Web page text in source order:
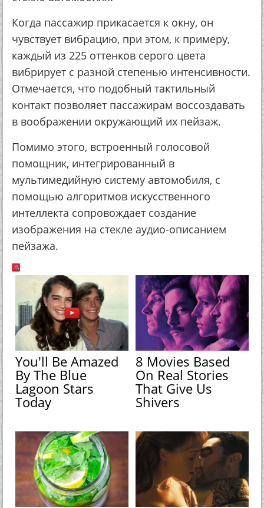
Когда пассажир прикасается к окну, он
чувствует вибрацию, при этом, к примеру,
каждый из 225 оттенков серого цвета
вибрирует с разной степенью интенсивности.
Отмечается, что подобный тактильный
контакт позволяет пассажирам воссоздавать
в воображении окружающий их пейзаж.
Помимо этого, встроенный голосовой
помощник, интегрированный в
мультимедийную систему автомобиля, с
помощью алгоритмов искусственного
интеллекта сопровождает создание
изображения на стекле аудио-описанием
пейзажа.
You'll Be Amazed
By The Blue
Lagoon Stars
Today
8 Movies Based
On Real Stories
That Give Us
Shivers